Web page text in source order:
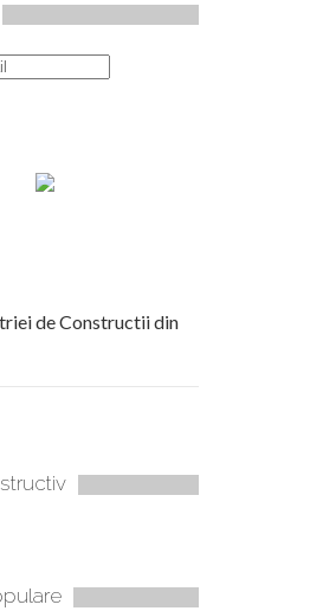
de Constructii din